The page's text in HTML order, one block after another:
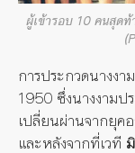
ผู้เข้ารอบ 10 คนสุด
การประกวดนางงา
1950 ซึ่งนางงาม
เปลี่ยนผ่านจากยุค
และหลังจากที่เวที